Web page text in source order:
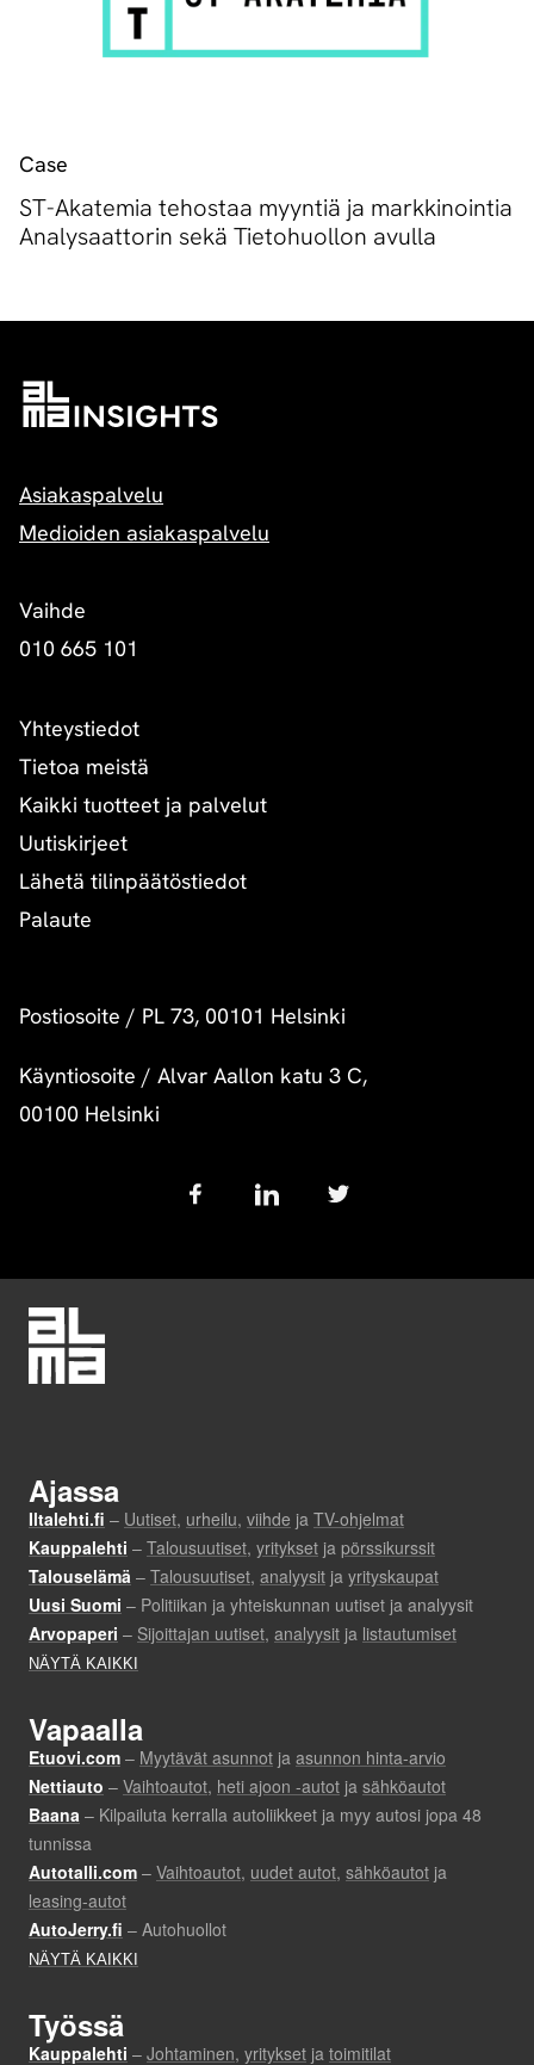
Case
ST-Akatemia tehostaa myyntiä ja markkinointia
Analysaattorin sekä Tietohuollon avulla
Asiakaspalvelu
Medioiden asiakaspalvelu
Vaihde
010 665 101
Yhteystiedot
Tietoa meistä
Kaikki tuotteet ja palvelut
Uutiskirjeet
Lähetä tilinpäätöstiedot
Palaute
Postiosoite / PL 73, 00101 Helsinki
Käyntiosoite / Alvar Aallon katu 3 C,
00100 Helsinki